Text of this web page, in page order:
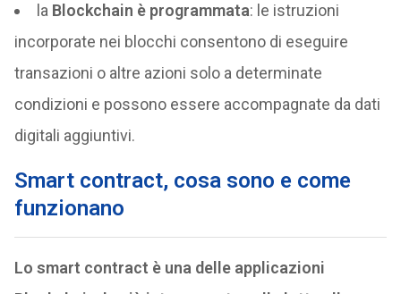
la Blockchain è programmata: le istruzioni
incorporate nei blocchi consentono di eseguire
transazioni o altre azioni solo a determinate
condizioni e possono essere accompagnate da dati
digitali aggiuntivi.
Smart contract, cosa sono e come
funzionano
Lo smart contract è una delle applicazioni